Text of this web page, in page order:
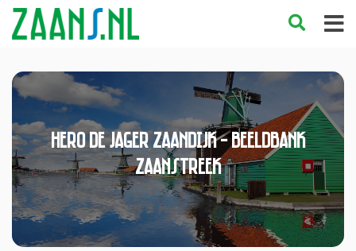
Hero de Jager Zaandijk - Beeldbank
Zaanstreek